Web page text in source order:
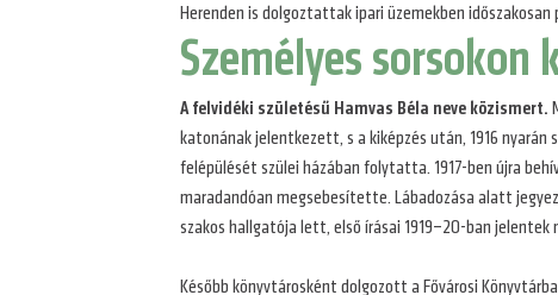
Herenden is dolgoztattak ipari üzemekben
Személyes
A felvidéki születésű Hamvas Béla neve közismert.
katonának jelentkezett, s a kiképzés után, 1916
felépülését szülei házában folytatta. 1917-ben újra
maradandóan megsebesítette. Lábadozása alatt
szakos hallgatója lett, első írásai 1919–20-ban
Később könyvtárosként dolgozott a Fővárosi